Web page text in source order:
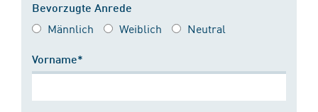
Bevorzugte Anrede
Männlich Weiblich Neutral
Vorname*